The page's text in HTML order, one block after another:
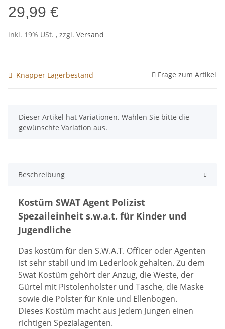
29,99 €
inkl. 19% USt. , zzgl. Versand
Knapper Lagerbestand Frage zum Artikel
x
Dieser Artikel hat Variationen. Wählen Sie bitte die
gewünschte Variation aus.
Beschreibung
Kostüm SWAT Agent Polizist
Spezaileinheit s.w.a.t. für Kinder und
Jugendliche
Das kostüm für den S.W.A.T. Officer oder Agenten
ist sehr stabil und im Lederlook gehalten. Zu dem
Swat Kostüm gehört der Anzug, die Weste, der
Gürtel mit Pistolenholster und Tasche, die Maske
sowie die Polster für Knie und Ellenbogen.
Dieses Kostüm macht aus jedem Jungen einen
richtigen Spezialagenten.